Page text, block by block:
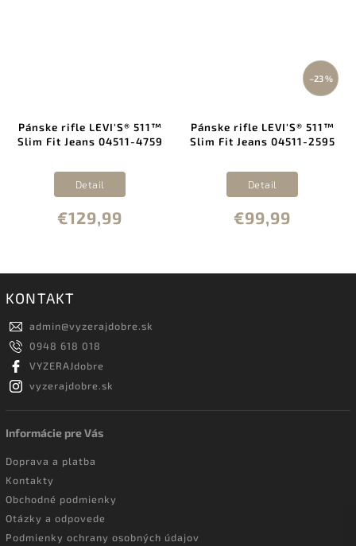
Pánske rifle LEVI'S® 511™
Slim Fit Jeans 04511-4759
€129,99
Detail
–23 %
Pánske rifle LEVI'S® 511™
Slim Fit Jeans 04511-2595
€99,99
Detail
KONTAKT
admin@vyzerajdobre.sk
0948 618 018
VYZERAJdobre
vyzerajdobre.sk
Informácie pre Vás
Doprava a platba
Kontakty
Obchodné podmienky
Otázky a odpovede
Podmienky ochrany osobných údajov